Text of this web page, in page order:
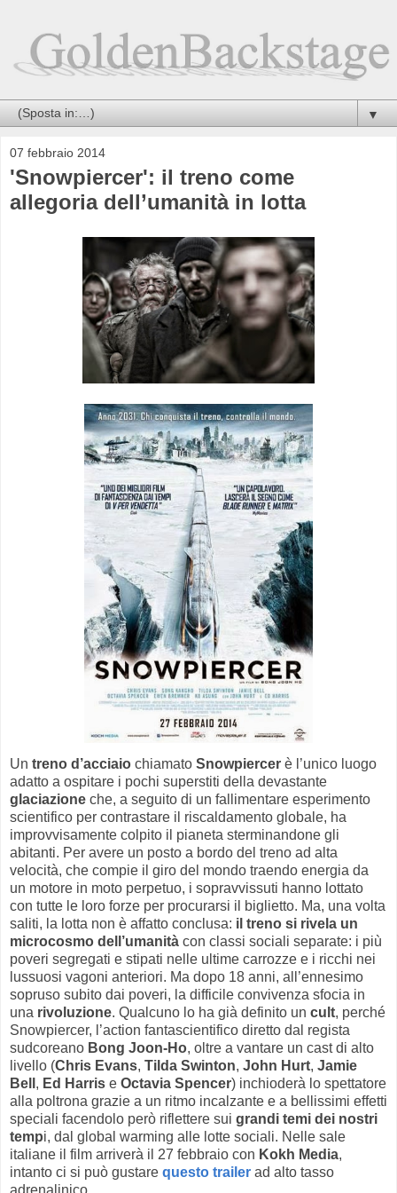
▼
07 febbraio 2014
'Snowpiercer': il treno come
allegoria dell’umanità in lotta
Un treno d’acciaio chiamato Snowpiercer è l’unico luogo
adatto a ospitare i pochi superstiti della devastante
glaciazione che, a seguito di un fallimentare esperimento
scientifico per contrastare il riscaldamento globale, ha
improvvisamente colpito il pianeta sterminandone gli
abitanti. Per avere un posto a bordo del treno ad alta
velocità, che compie il giro del mondo traendo energia da
un motore in moto perpetuo, i sopravvissuti hanno lottato
con tutte le loro forze per procurarsi il biglietto. Ma, una volta
saliti, la lotta non è affatto conclusa: il treno si rivela un
microcosmo dell’umanità con classi sociali separate: i più
poveri segregati e stipati nelle ultime carrozze e i ricchi nei
lussuosi vagoni anteriori. Ma dopo 18 anni, all’ennesimo
sopruso subito dai poveri, la difficile convivenza sfocia in
una rivoluzione. Qualcuno lo ha già definito un cult, perché
Snowpiercer, l’action fantascientifico diretto dal regista
sudcoreano Bong Joon-Ho, oltre a vantare un cast di alto
livello (Chris Evans, Tilda Swinton, John Hurt, Jamie
Bell , Ed Harris e Octavia Spencer) inchioderà lo spettatore
alla poltrona grazie a un ritmo incalzante e a bellissimi effetti
speciali facendolo però riflettere sui grandi temi dei nostri
tempi, dal global warming alle lotte sociali. Nelle sale
italiane il film arriverà il 27 febbraio con Kokh Media,
intanto ci si può gustare questo trailer ad alto tasso
adrenalinico.